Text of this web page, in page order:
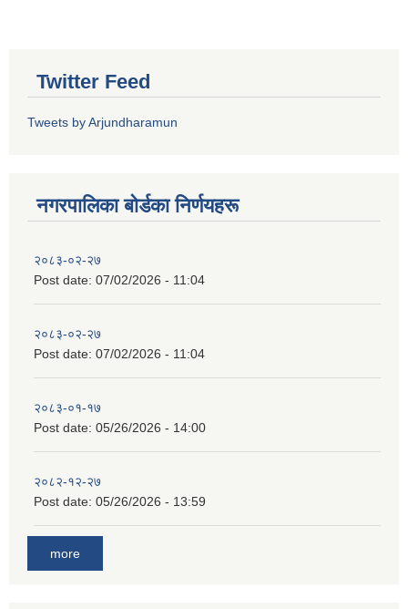
Twitter Feed
Tweets by Arjundharamun
नगरपालिका बाेर्डका निर्णयहरू
२०८३-०२-२७
Post date: 07/02/2026 - 11:04
२०८३-०२-२७
Post date: 07/02/2026 - 11:04
२०८३-०१-१७
Post date: 05/26/2026 - 14:00
२०८२-१२-२७
Post date: 05/26/2026 - 13:59
more